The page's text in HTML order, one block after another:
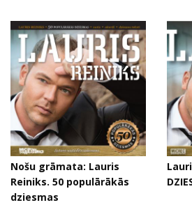
Nošu grāmata: Lauris
Reiniks. 50 populārākās
dziesmas